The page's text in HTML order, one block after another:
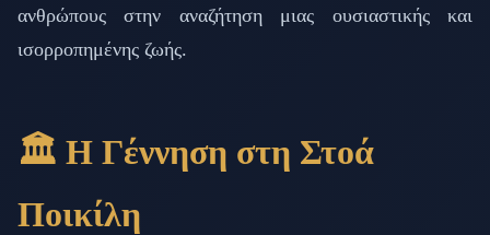
ανθρώπους στην αναζήτηση μιας ουσιαστικής και
ισορροπημένης ζωής.
🏛️ Η Γέννηση στη Στοά
Ποικίλη